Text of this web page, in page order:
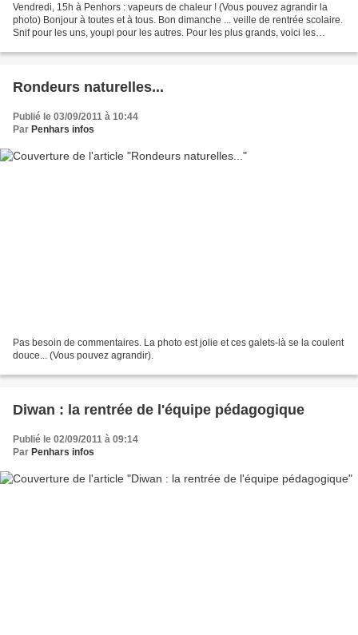
Vendredi, 15h à Penhors : vapeurs de chaleur ! (Vous pouvez agrandir la
photo) Bonjour à toutes et à tous. Bon dimanche ... veille de rentrée scolaire.
Snif pour les uns, youpi pour les autres. Pour les plus grands, voici les
Rondeurs naturelles...
Publié le 03/09/2011 à 10:44
Par Penhars infos
Pas besoin de commentaires. La photo est jolie et ces galets-là se la coulent
douce... (Vous pouvez agrandir).
Diwan : la rentrée de l'équipe pédagogique
Publié le 02/09/2011 à 09:14
Par Penhars infos